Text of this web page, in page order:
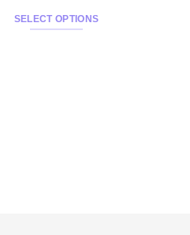
SELECT OPTIONS